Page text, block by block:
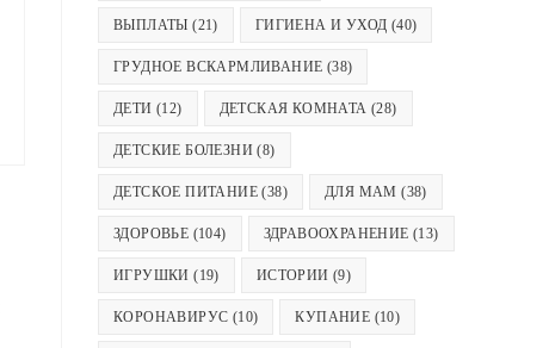
ВЫПЛАТЫ (21) ГИГИЕНА И УХОД (40)
ГРУДНОЕ ВСКАРМЛИВАНИЕ (38)
ДЕТИ (12) ДЕТСКАЯ КОМНАТА (28)
ДЕТСКИЕ БОЛЕЗНИ (8)
ДЕТСКОЕ ПИТАНИЕ (38) ДЛЯ МАМ (38)
ЗДОРОВЬЕ (104) ЗДРАВООХРАНЕНИЕ (13)
ИГРУШКИ (19) ИСТОРИИ (9)
КОРОНАВИРУС (10) КУПАНИЕ (10)